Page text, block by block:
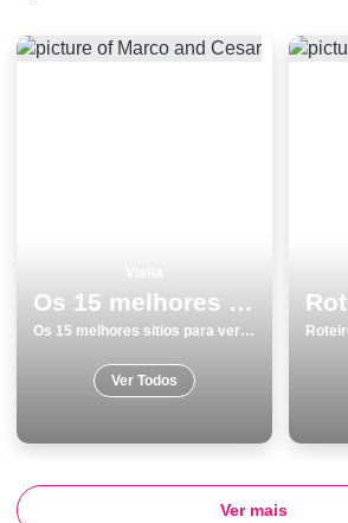
Os 15 melhores sitios para ver e visitar em Albufeira
Os 15 melhores sitios para ver e visitar em Albufeira
Ver Todos
Ver mais